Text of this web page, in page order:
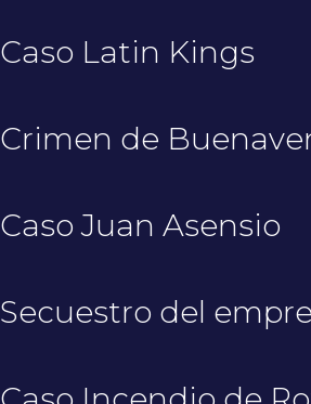
Caso Latin Kings
Crimen de
Caso Juan Asensio
Secuestro del